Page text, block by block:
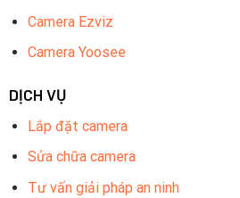
Camera Ezviz
Camera Yoosee
DỊCH VỤ
Lắp đặt camera
Sửa chữa camera
Tư vấn giải pháp an ninh